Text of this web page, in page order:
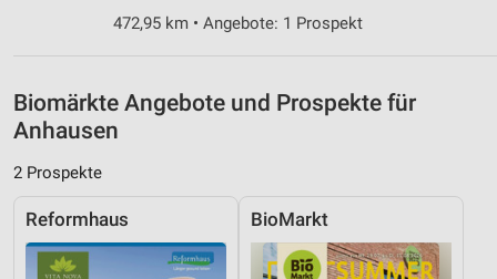
472,95 km • Angebote: 1 Prospekt
Biomärkte Angebote und Prospekte für
Anhausen
2 Prospekte
Reformhaus BioMarkt
Verwendung genauer Standortdaten
Geräte anhand von aktiv angeforderten
Notwendig
Performance